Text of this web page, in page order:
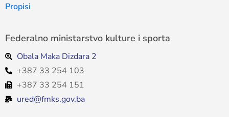
Propisi
Federalno ministarstvo kulture i sporta
Obala Maka Dizdara 2
+387 33 254 103
+387 33 254 151
ured@fmks.gov.ba